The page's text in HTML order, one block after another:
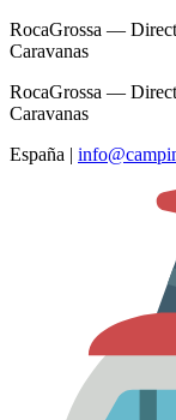
RocaGrossa —
Caravanas
RocaGrossa —
Caravanas
España |